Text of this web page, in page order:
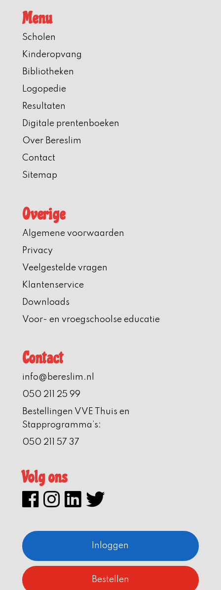
Menu
Scholen
Kinderopvang
Bibliotheken
Logopedie
Resultaten
Digitale prentenboeken
Over Bereslim
Contact
Sitemap
Overige
Algemene voorwaarden
Privacy
Veelgestelde vragen
Klantenservice
Downloads
Voor- en vroegschoolse educatie
Contact
info@bereslim.nl
050 211 25 99
Bestellingen VVE Thuis en
Stapprogramma’s:
050 211 57 37
Volg ons
Inloggen
Bestellen